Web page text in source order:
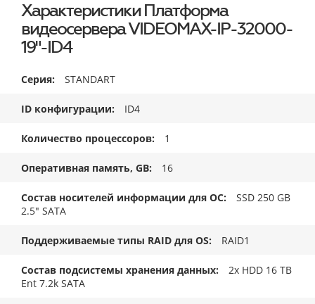
Характеристики Платформа
видеосервера VIDEOMAX-IP-32000-
19"-ID4
Серия STANDART
ID конфигурации ID4
Количество процессоров 1
Оперативная память, GB 16
Состав носителей информации для ОС
SSD 250 GB
2.5" SATA
Поддерживаемые типы RAID для OS RAID1
Состав подсистемы хранения данных
2x HDD 16 TB
Ent 7.2k SATA